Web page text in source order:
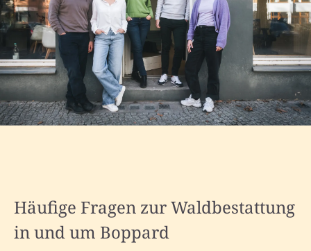
Häufige Fragen zur Waldbestattung
in und um Boppard